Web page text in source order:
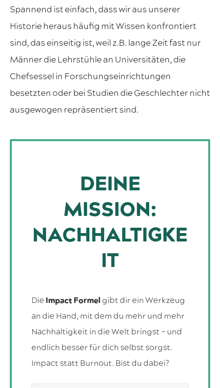
Spannend ist einfach, dass wir aus unserer
Historie heraus häufig mit Wissen konfrontiert
sind, das einseitig ist, weil z.B. lange Zeit fast nur
Männer die Lehrstühle an Universitäten, die
Chefsessel in Forschungseinrichtungen
besetzten oder bei Studien die Geschlechter nicht
ausgewogen repräsentiert sind.
DEINE
MISSION:
NACHHALTIGKE
IT
Die Impact Formelgibt dir ein Werkzeug
an die Hand, mit dem du mehr und mehr
Nachhaltigkeit in die Welt bringst – und
endlich besser für dich selbst sorgst.
Impact statt Burnout. Bist du dabei?